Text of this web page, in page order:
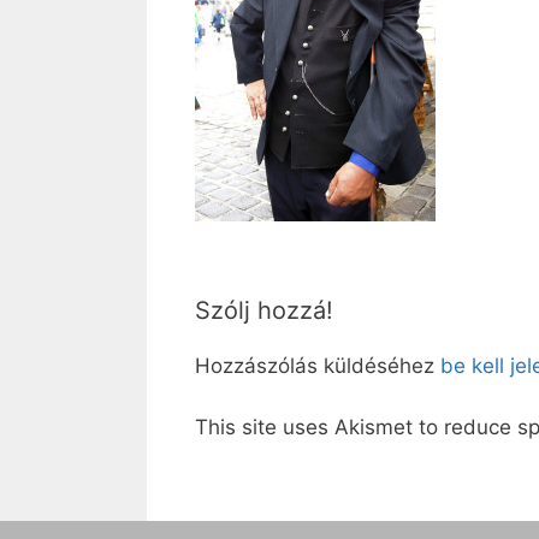
Szólj hozzá!
Hozzászólás küldéséhez be kell
This site uses Akismet to reduce